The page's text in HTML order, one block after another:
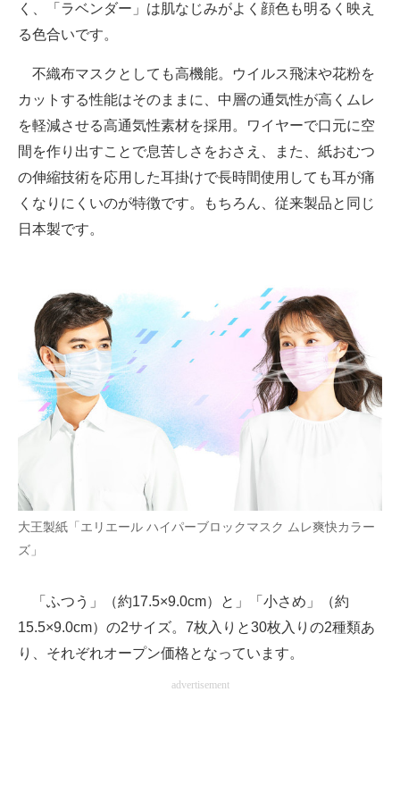
く、「ラベンダー」は肌なじみがよく顔色も明るく映え
る色合いです。
不織布マスクとしても高機能。ウイルス飛沫や花粉を
カットする性能はそのままに、中層の通気性が高くムレ
を軽減させる高通気性素材を採用。ワイヤーで口元に空
間を作り出すことで息苦しさをおさえ、また、紙おむつ
の伸縮技術を応用した耳掛けで長時間使用しても耳が痛
くなりにくいのが特徴です。もちろん、従来製品と同じ
日本製です。
大王製紙「エリエール ハイパーブロックマスク ムレ爽快カラー
ズ」
「ふつう」（約17.5×9.0cm）と」「小さめ」（約
15.5×9.0cm）の2サイズ。7枚入りと30枚入りの2種類あ
り、それぞれオープン価格となっています。
advertisement